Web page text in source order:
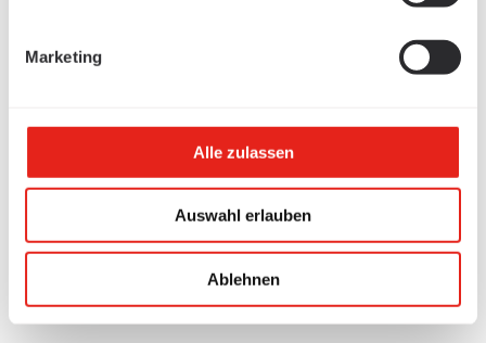
Marketing
Alle zulassen
Auswahl erlauben
Ablehnen